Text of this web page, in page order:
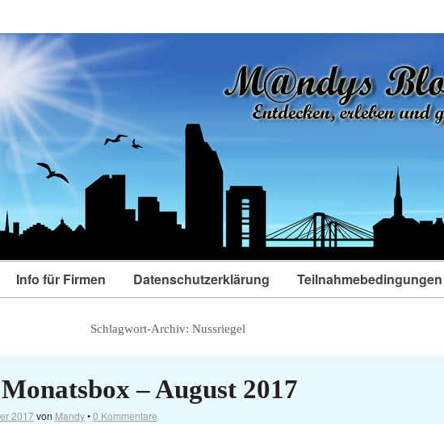
Info für Firmen Datenschutzerklärung Teilnahmebedingungen
Schlagwort-Archiv:Nussriegel
– August 2017
2017von Mandy•0 Kommentare